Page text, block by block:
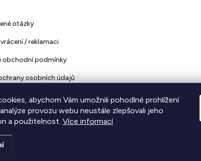
abychom Vám umožnili pohodlné prohlížení
provozu webu neustále zlepšovali jeho
a použitelnost. Více informací
otázky
/ reklamaci
obchodní podmínky
osobních údajů